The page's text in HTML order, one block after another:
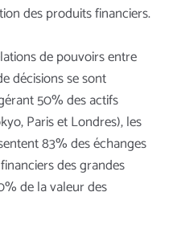
des produits financiers.
de pouvoirs entre
décisions se sont
50% des actifs
Paris et Londres), les
83% des échanges
des grandes
de la valeur des